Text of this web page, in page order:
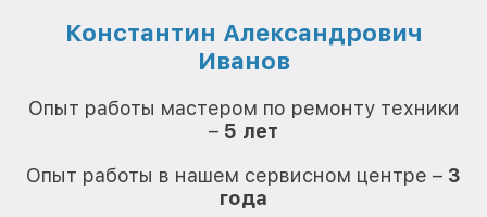
Константин Александрович
Иванов
Опыт работы мастером по ремонту техники
– 5 лет
Опыт работы в нашем сервисном центре – 3
года